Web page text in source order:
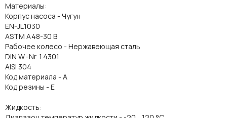
Материалы:
Корпус насоса - Чугун
EN-JL1030
ASTM A48-30 B
Рабочее колесо - Нержавеющая сталь
DIN W.-Nr. 1.4301
AISI 304
Код материала - A
Код резины - E
Жидкость: